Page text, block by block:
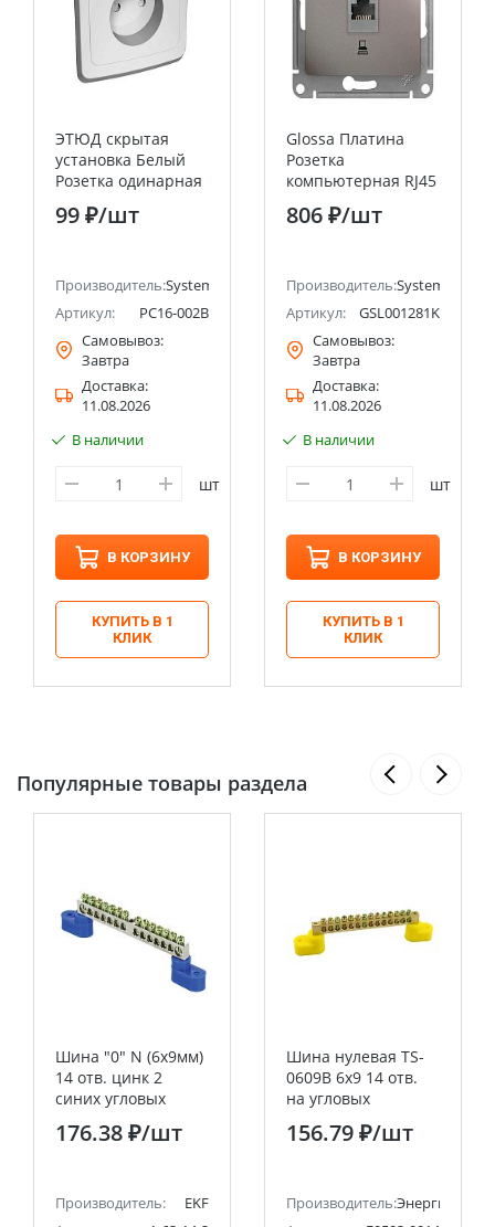
(ранее Schneider Electric)
ЭТЮД скрытая
установка Белый
Розетка одинарная
без заземления со
шторками Systeme
99 ₽/шт
Производитель:Systeme Electric (ранее Schneider Electric)
Артикул:
PC16-002B
Самовывоз:
Завтра
Доставка:
11.08.2026
В наличии
шт
В КОРЗИНУ
КУПИТЬ В 1
КЛИК
Glossa Платина
Розетка
компьютерная RJ45
кат.5E Systeme
Electric (Schneider
806 ₽/шт
Производитель:Systeme
Артикул:
GSL001281K
Самовывоз:
Завтра
Доставка:
11.08.2026
В наличии
шт
В КОРЗИНУ
КУПИТЬ В 1
КЛИК
Популярные товары раздела
Шина "0" N (6x9мм)
14 отв. цинк 2
синих угловых
изолятора EKF
PROxima
176.38 ₽/шт
Производитель:
EKF
Шина нулевая TS-
0609B 6х9 14 отв.
на угловых
изоляторах жел.
ЭНЕРГИЯ
156.79 ₽/шт
Производитель:Энергия